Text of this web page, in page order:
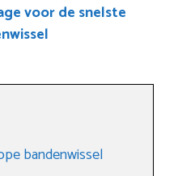
voor de snelste
bandenwissel